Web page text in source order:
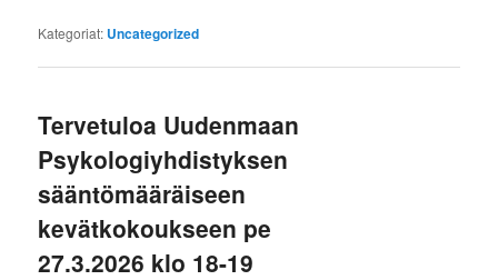
Kategoriat: Uncategorized
Tervetuloa Uudenmaan
Psykologiyhdistyksen
sääntömääräiseen
kevätkokoukseen pe
27.3.2026 klo 18-19